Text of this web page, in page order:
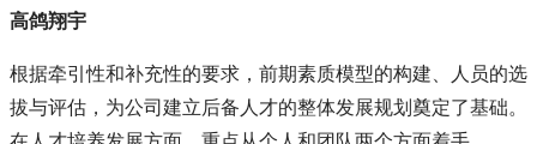
高鸽翔宇
根据牵引性和补充性的要求，前期素质模型的构建、人员的选
拔与评估，为公司建立后备人才的整体发展规划奠定了基础。